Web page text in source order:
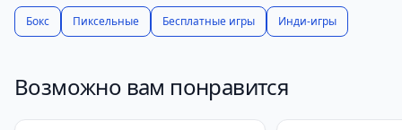
Бокс Пиксельные Бесплатные игры Инди-игры
Возможно вам понравится